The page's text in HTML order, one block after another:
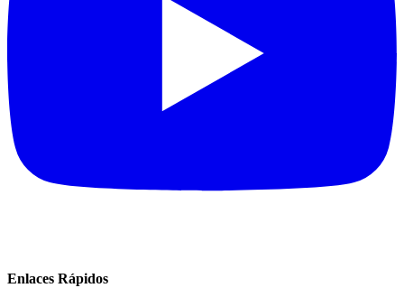
Enlaces Rápidos